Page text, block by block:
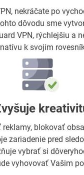
nekráčate po
dôvodu sme
VPN, rýchlejšiu a
k svojim
reklamy, blokovať
zariadenie pred
vybrať si
vyhovovať Vašim